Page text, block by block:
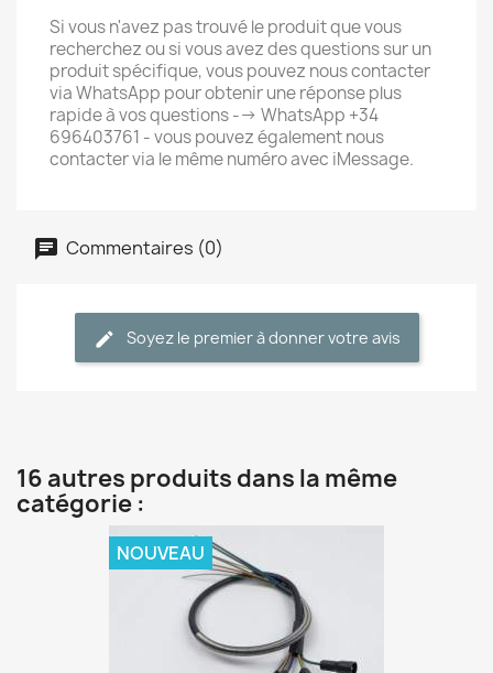
Si vous n'avez pas trouvé le produit que vous
recherchez ou si vous avez des questions sur un
produit spécifique, vous pouvez nous contacter
via WhatsApp pour obtenir une réponse plus
rapide à vos questions --> WhatsApp +34
696403761 - vous pouvez également nous
contacter via le même numéro avec iMessage.
Commentaires (0)
Soyez le premier à donner votre avis
16 autres produits dans la même
catégorie :
NOUVEAU